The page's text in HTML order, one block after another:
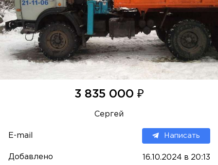
3 835 000 ₽
Сергей
E-mail Написать
Добавлено 16.10.2024 в 20:13